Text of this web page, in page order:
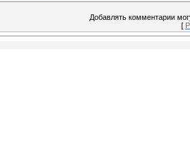
Добавлять комментарии
[